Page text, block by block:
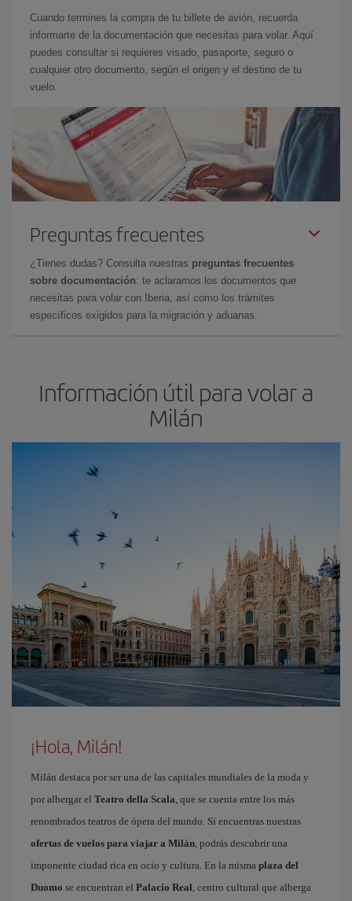
Cuando termines la compra de tu billete de avión, recuerda
informarte de la documentación que necesitas para volar. Aquí
puedes consultar si requieres visado, pasaporte, seguro o
cualquier otro documento, según el origen y el destino de tu
vuelo.
Preguntas frecuentes
¿Tienes dudas? Consulta nuestras preguntas frecuentes
sobre documentación: te aclaramos los documentos que
necesitas para volar con Iberia, así como los trámites
específicos exigidos para la migración y aduanas.
Información útil para volar a
Milán
¡Hola, Milán!
Milán destaca por ser una de las capitales mundiales de la moda y
por albergar el Teatro della Scala, que se cuenta entre los más
renombrados teatros de ópera del mundo. Si encuentras nuestras
ofertas de vuelos para viajar a Milán, podrás descubrir una
imponente ciudad rica en ocio y cultura. En la misma plaza del
Duomo se encuentran el Palacio Real, centro cultural que alberga